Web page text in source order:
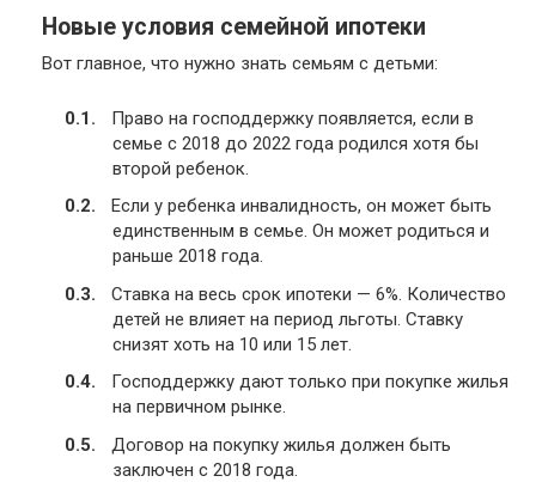
Новые условия семейной ипотеки
Вот главное, что нужно знать семьям с детьми:
Право на господдержку появляется, если в
семье с 2018 до 2022 года родился хотя бы
второй ребенок.
Если у ребенка инвалидность, он может быть
единственным в семье. Он может родиться и
раньше 2018 года.
Ставка на весь срок ипотеки — 6%. Количество
детей не влияет на период льготы. Ставку
снизят хоть на 10 или 15 лет.
Господдержку дают только при покупке жилья
на первичном рынке.
Договор на покупку жилья должен быть
заключен с 2018 года.